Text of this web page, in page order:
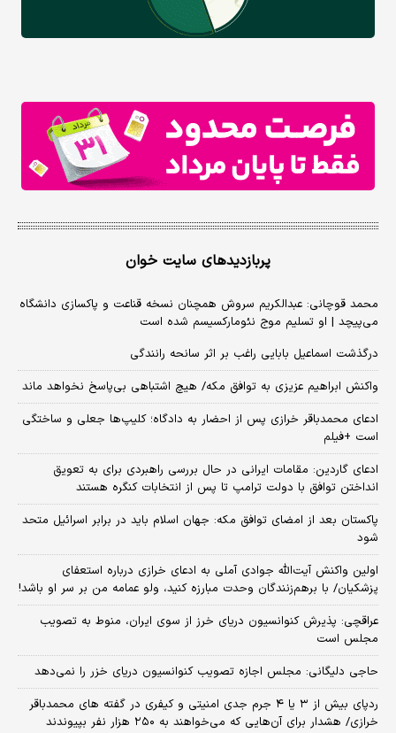
پربازدیدهای سایت خوان
محمد قوچانی: عبدالکریم سروش همچنان نسخه قناعت و پاکسازی دانشگاه
می‌پیچد | او تسلیم موج نئومارکسیسم شده است
درگذشت اسماعیل بابایی راغب بر اثر سانحه رانندگی
واکنش ابراهیم عزیزی به توافق مکه/ هیچ اشتباهی بی‌پاسخ نخواهد ماند
ادعای محمدباقر خرازی پس از احضار به دادگاه؛ کلیپ‌ها جعلی و ساختگی
است +فیلم
ادعای گاردین: مقامات ایرانی در حال بررسی راهبردی برای به تعویق
انداختن توافق با دولت ترامپ تا پس از انتخابات کنگره هستند
پاکستان بعد از امضای توافق مکه: جهان اسلام باید در برابر اسرائیل متحد
شود
اولین واکنش آیت‌الله جوادی آملی به ادعای خرازی درباره استعفای
پزشکیان/ با برهم‌زنندگان وحدت مبارزه کنید، ولو عمامه من بر سر او باشد!
عراقچی: پذیرش کنوانسیون دریای خرز از سوی ایران، منوط به تصویب
مجلس است
حاجی دلیگانی: مجلس اجازه تصویب کنوانسیون دریای خزر را نمی‌دهد
ردپای بیش از ۳ یا ۴ جرم جدی امنیتی و کیفری در گفته های محمدباقر
خرازی/ هشدار برای آن‌هایی که می‌خواهند به ۲۵۰ هزار نفر بپیوندند